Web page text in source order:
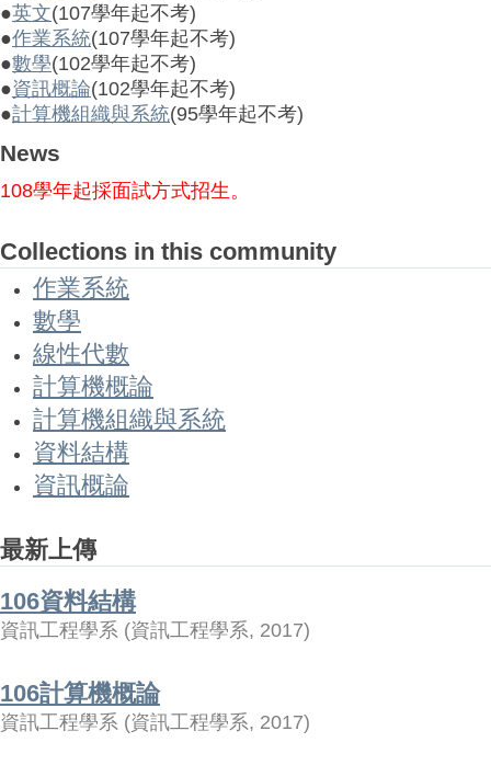
●英文(107學年起不考)
●作業系統(107學年起不考)
●數學(102學年起不考)
●資訊概論(102學年起不考)
●計算機組織與系統(95學年起不考)
News
108學年起採面試方式招生。
Collections in this community
作業系統
數學
線性代數
計算機概論
計算機組織與系統
資料結構
資訊概論
最新上傳
106資料結構
資訊工程學系 (資訊工程學系, 2017)
106計算機概論
資訊工程學系 (資訊工程學系, 2017)